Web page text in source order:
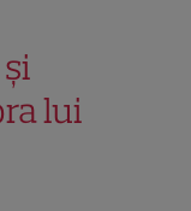
lui